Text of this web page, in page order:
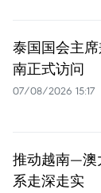
泰国国会主
南正式访问
07/08/2026 15:17
推动越南—澳
系走深走实